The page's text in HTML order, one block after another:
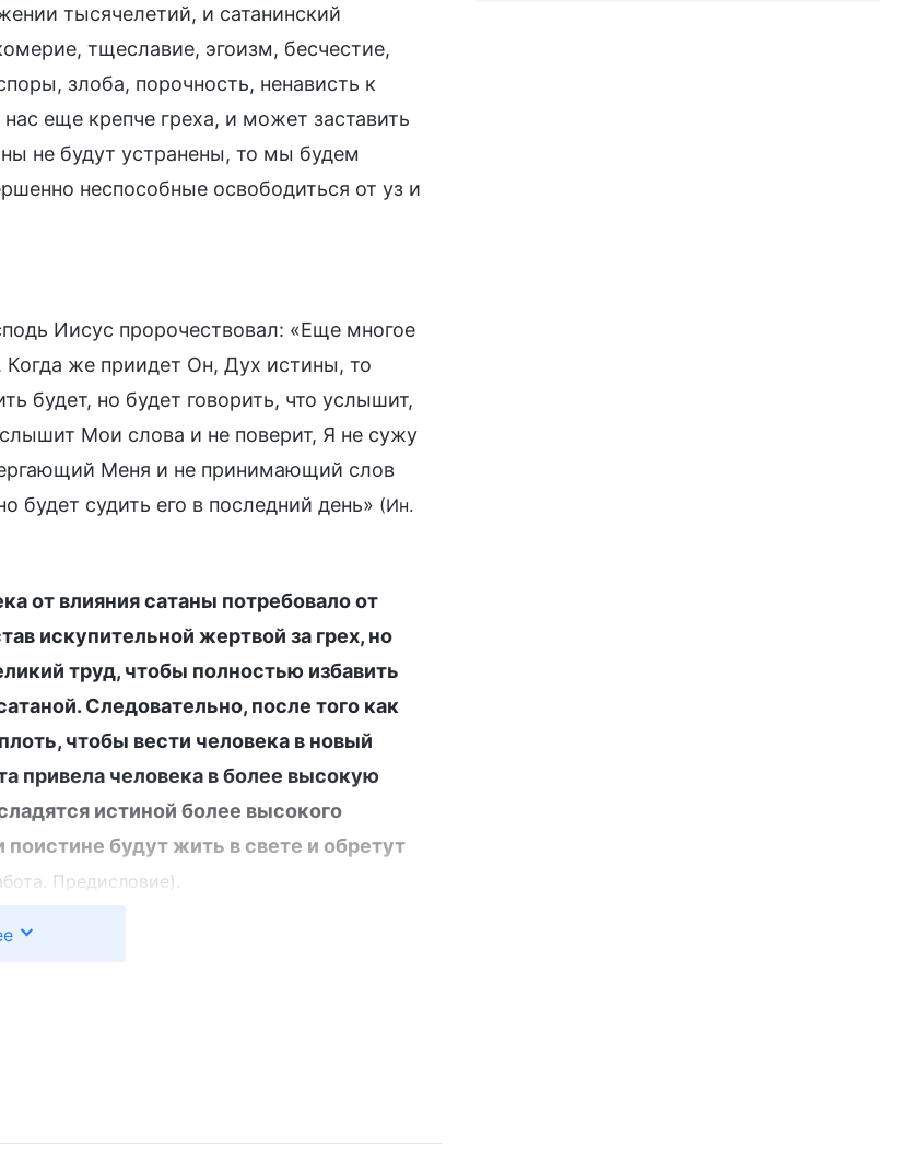
тысячелетий, и сатанинский
тщеславие, эгоизм, бесчестие,
злоба, порочность, ненависть к
еще крепче греха, и может заставить
не будут устранены, то мы будем
неспособные освободиться от уз и
Иисус пророчествовал: «Еще многое
же приидет Он, Дух истины, то
будет, но будет говорить, что услышит,
Мои слова и не поверит, Я не сужу
Меня и не принимающий слов
будет судить его в последний день» (Ин.
от влияния сатаны потребовало от
искупительной жертвой за грех, но
труд, чтобы полностью избавить
Следовательно, после того как
чтобы вести человека в новый
привела человека в более высокую
истиной более высокого
будут жить в свете и обретут
Предисловие).
дни, чтобы говорить Свои слова и
воплощенный
Иисусом, Всемогущий Бог
греховную природу, начиная с самых
от греха, перестать грешить и